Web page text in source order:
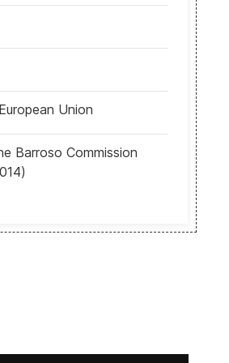
en las primarias del 8 de marzo
en momento clave para frágil
Union
Barroso Commission